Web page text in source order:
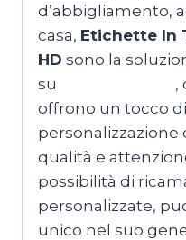
d’abbigliamento,
casa, Etichette In
HD sono la
su
,
offrono un tocco
qualità e
possibilità di
personalizzate,
unico nel suo